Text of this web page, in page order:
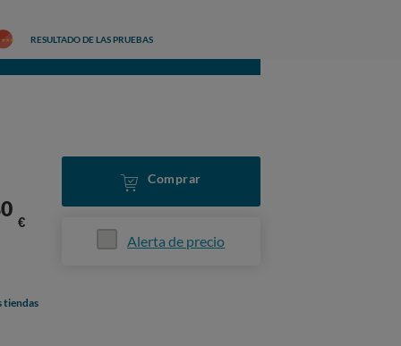
RESULTADO DE LAS PRUEBAS
€
Comprar
Alerta de precio
tiendas